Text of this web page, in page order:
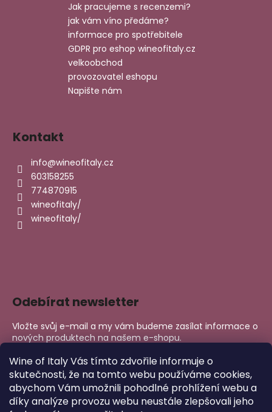
Wine of Italy Vás tímto zdvořile informuje o
skutečnosti, že na tomto webu používáme cookies,
abychom Vám umožnili pohodlné prohlížení webu a
díky analýze provozu webu neustále zlepšovali jeho
Jak pracujeme s recenzemi?
jak vám víno předáme?
informace pro spotřebitele
GDPR pro eshop wineofitaly.cz
velkoobchod
provozovatel eshopu
Napište nám
Kontakt
info@wineofitaly.cz
603158255
774870915
wineofitaly/
wineofitaly/
Odebírat newsletter
Vložte svůj e-mail a my vám budeme zasílat informace o
nových produktech na našem e-shopu.
E-mail
PŘIHLÁSIT SE